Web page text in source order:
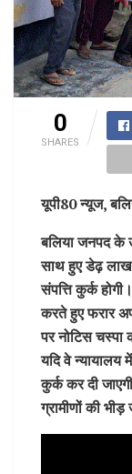
0
SHARES
यूपी80 न्यूज,
बलिया जनपद के
साथ हुए डेढ़
संपत्ति कुर्क
करते हुए फरार
पर नोटिस
यदि वे
कुर्क कर दी
ग्रामीणों की भीड़